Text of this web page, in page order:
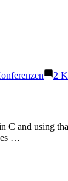
2
and using
…